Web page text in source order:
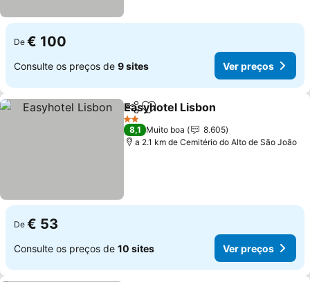
De € 100
Consulte os preços de 9 sites Ver preços
PartilharAdicionar aos favoritos
Easyhotel Lisbon
2 Estrelas
8,1 Muito boa
8.605
a 2.1 km de Cemitério do Alto de São João
De € 53
Consulte os preços de 10 sites Ver preços